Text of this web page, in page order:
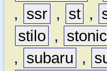
,
ssr , st ,
stilo , stonic
,
subaru ,